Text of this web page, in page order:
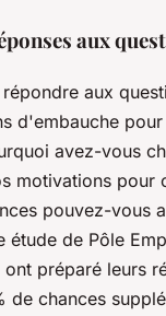
aux
aux
d'embauche
avez-vous
motivations pour
pouvez-vous
étude de Pôle
préparé leurs
de chances